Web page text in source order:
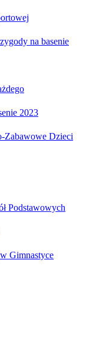
na basenie
2023
Dzieci
Podstawowych
Gimnastyce